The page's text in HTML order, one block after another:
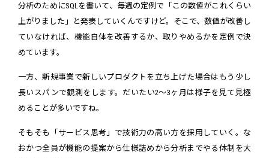
分析のためにSQLを書いて、毎週の定例で「この数値がこれくらい
上がりました」と発表していくんですけど。そこで、数値が改善し
ていなければ、機能自体を改善するか、取りやめるかを定例で決
めています。
一方、新規事業で新しいプロダクトを立ち上げた場合はもう少し
長いスパンで観測をします。だいたい2〜3ヶ月は様子を見て見極
めることが多いですね。
そもそも「サービス思考」で技術力の高い方を採用していく。な
おかつ全員が機能の提案から仕様詰めから分析までやる体制を大